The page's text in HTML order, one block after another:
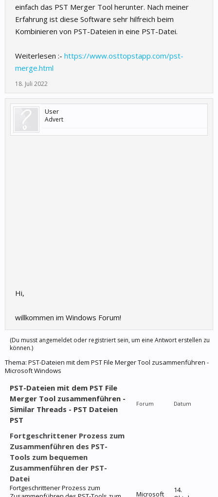
einfach das PST Merger Tool herunter. Nach meiner
Erfahrung ist diese Software sehr hilfreich beim
Kombinieren von PST-Dateien in eine PST-Datei.
Weiterlesen :- https://www.osttopstapp.com/pst-
merge.html
18. Juli 2022
User
Advert
Hi,
willkommen im Windows Forum!
(Du musst angemeldet oder registriert sein, um eine Antwort erstellen zu
können.)
Thema: PST-Dateien mit dem PST File Merger Tool zusammenführen -
Microsoft Windows
PST-Dateien mit dem PST File
Merger Tool zusammenführen -
Similar Threads - PST Dateien
PST
Forum Datum
Fortgeschrittener Prozess zum
Zusammenführen des PST-
Tools zum bequemen
Zusammenführen der PST-
Datei
Fortgeschrittener Prozess zum
Microsoft
14.